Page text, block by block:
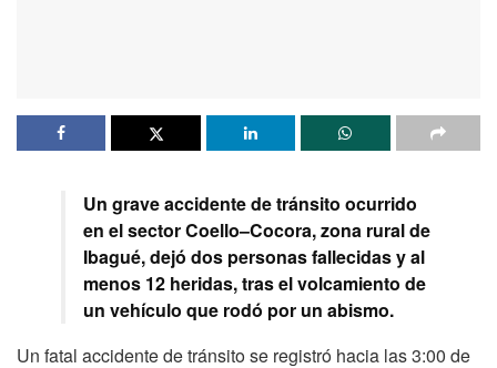
Un grave accidente de tránsito ocurrido
en el sector Coello–Cocora, zona rural de
Ibagué, dejó dos personas fallecidas y al
menos 12 heridas, tras el volcamiento de
un vehículo que rodó por un abismo.
Un fatal accidente de tránsito se registró hacia las 3:00 de